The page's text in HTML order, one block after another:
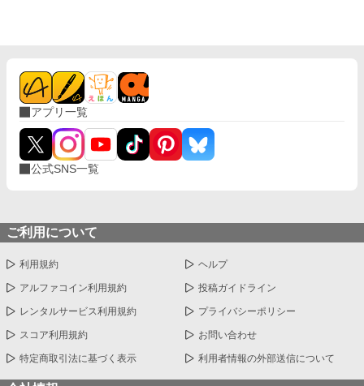
アプリ一覧
公式SNS一覧
ご利用について
利用規約 ヘルプ
アルファコイン利用規約 投稿ガイドライン
レンタルサービス利用規約 プライバシーポリシー
スコア利用規約 お問い合わせ
特定商取引法に基づく表示 利用者情報の外部送信について